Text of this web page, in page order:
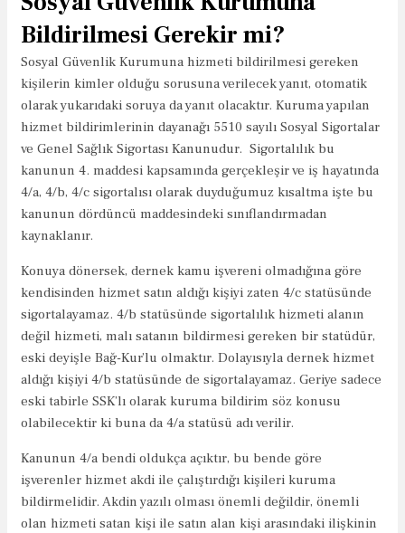
Bildirilmesi Gerekir mi?
Sosyal Güvenlik Kurumuna hizmeti bildirilmesi gereken
kişilerin kimler olduğu sorusuna verilecek yanıt, otomatik
olarak yukarıdaki soruya da yanıt olacaktır. Kuruma yapılan
hizmet bildirimlerinin dayanağı 5510 sayılı Sosyal Sigortalar
ve Genel Sağlık Sigortası Kanunudur. Sigortalılık bu
kanunun 4. maddesi kapsamında gerçekleşir ve iş hayatında
4/a, 4/b, 4/c sigortalısı olarak duyduğumuz kısaltma işte bu
kanunun dördüncü maddesindeki sınıflandırmadan
kaynaklanır.
Konuya dönersek, dernek kamu işvereni olmadığına göre
kendisinden hizmet satın aldığı kişiyi zaten 4/c statüsünde
sigortalayamaz. 4/b statüsünde sigortalılık hizmeti alanın
değil hizmeti, malı satanın bildirmesi gereken bir statüdür,
eski deyişle Bağ-Kur’lu olmaktır. Dolayısıyla dernek hizmet
aldığı kişiyi 4/b statüsünde de sigortalayamaz. Geriye sadece
eski tabirle SSK’lı olarak kuruma bildirim söz konusu
olabilecektir ki buna da 4/a statüsü adı verilir.
Kanunun 4/a bendi oldukça açıktır, bu bende göre
işverenler hizmet akdi ile çalıştırdığı kişileri kuruma
bildirmelidir. Akdin yazılı olması önemli değildir, önemli
olan hizmeti satan kişi ile satın alan kişi arasındaki ilişkinin